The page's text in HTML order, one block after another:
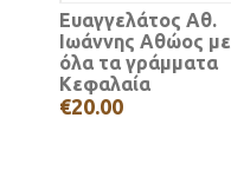
Ευαγγελάτος Αθ.
Ιωάννης Αθώος με
όλα τα γράμματα
Κεφαλαία
€20.00